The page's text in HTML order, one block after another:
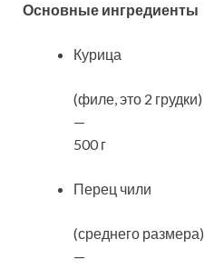
Основные ингредиенты
Курица
(филе, это 2 грудки)
—
500 г
Перец чили
(среднего размера)
—